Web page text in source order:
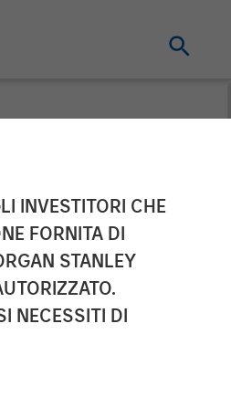
INVESTITORI CHE
FORNITA DI
STANLEY
NECESSITI DI